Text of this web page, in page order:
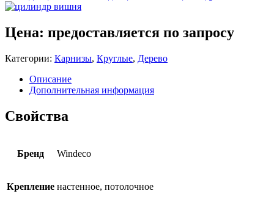
Цена: предоставляется по запросу
Категории: Карнизы, Круглые, Дерево
Описание
Дополнительная информация
Свойства
Бренд Windeco
Крепление настенное, потолочное